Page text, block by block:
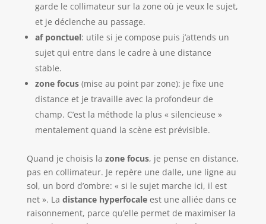
garde le collimateur sur la zone où je veux le sujet,
et je déclenche au passage.
af ponctuel: utile si je compose puis j’attends un
sujet qui entre dans le cadre à une distance
stable.
zone focus(mise au point par zone): je fixe une
distance et je travaille avec la profondeur de
champ. C’est la méthode la plus « silencieuse »
mentalement quand la scène est prévisible.
Quand je choisis la zone focus, je pense en distance,
pas en collimateur. Je repère une dalle, une ligne au
sol, un bord d’ombre: « si le sujet marche ici, il est
net ». La distance hyperfocaleest une alliée dans ce
raisonnement, parce qu’elle permet de maximiser la